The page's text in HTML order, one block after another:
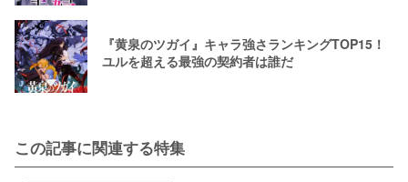
『黄泉のツガイ』キャラ強さランキングTOP15！
ユルを超える最強の契約者は誰だ
この記事に関連する特集